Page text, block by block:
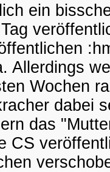
ein
Allerdings
Wochen
dabei
das
CS